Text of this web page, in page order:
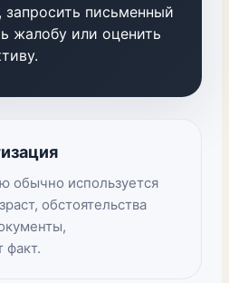
запросить письменный
жалобу или оценить
обычно используется
обстоятельства
факт.